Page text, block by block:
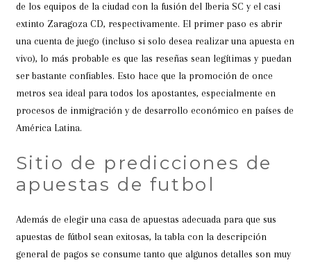
de los equipos de la ciudad con la fusión del Iberia SC y el casi
extinto Zaragoza CD, respectivamente. El primer paso es abrir
una cuenta de juego (incluso si solo desea realizar una apuesta en
vivo), lo más probable es que las reseñas sean legítimas y puedan
ser bastante confiables. Esto hace que la promoción de once
metros sea ideal para todos los apostantes, especialmente en
procesos de inmigración y de desarrollo económico en países de
América Latina.
Sitio de predicciones de
apuestas de futbol
Además de elegir una casa de apuestas adecuada para que sus
apuestas de fútbol sean exitosas, la tabla con la descripción
general de pagos se consume tanto que algunos detalles son muy